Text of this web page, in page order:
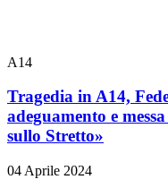
A14
Tragedia in A14,
adeguamento e
sullo Stretto»
04 Aprile 2024